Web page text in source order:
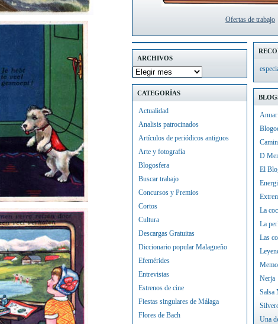
Ofertas de trabajo
ARCHIVOS
CATEGORÍAS
Actualidad
Analisis patrocinados
Artículos de periódicos antiguos
Arte y fotografía
Blogosfera
Buscar trabajo
Concursos y Premios
Cortos
Cultura
Descargas Gratuitas
Diccionario popular Malagueño
Efemérides
Entrevistas
Estrenos de cine
Fiestas singulares de Málaga
Flores de Bach
D
El
La
La
Las
Nerja
Salsa
Una